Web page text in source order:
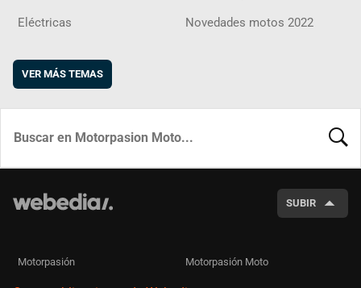
Eléctricas Novedades motos 2022
VER MÁS TEMAS
SUBIR
Motorpasión Motorpasión Moto